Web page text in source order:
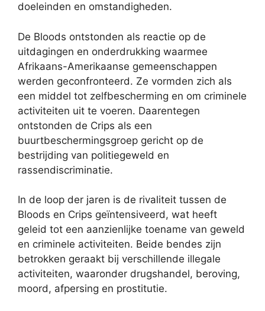
doeleinden en omstandigheden.
De Bloods ontstonden als reactie op de
uitdagingen en onderdrukking waarmee
Afrikaans-Amerikaanse gemeenschappen
werden geconfronteerd. Ze vormden zich als
een middel tot zelfbescherming en om criminele
activiteiten uit te voeren. Daarentegen
ontstonden de Crips als een
buurtbeschermingsgroep gericht op de
bestrijding van politiegeweld en
rassendiscriminatie.
In de loop der jaren is de rivaliteit tussen de
Bloods en Crips geïntensiveerd, wat heeft
geleid tot een aanzienlijke toename van geweld
en criminele activiteiten. Beide bendes zijn
betrokken geraakt bij verschillende illegale
activiteiten, waaronder drugshandel, beroving,
moord, afpersing en prostitutie.